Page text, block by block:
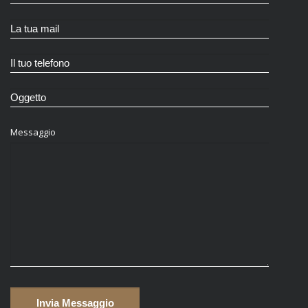
Messaggio